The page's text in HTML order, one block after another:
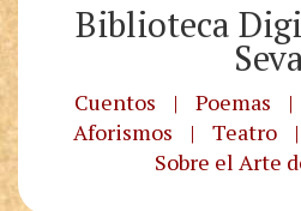
Biblioteca
Cuentos | Poemas |
Aforismos
| Teatro |
Sobre el Arte